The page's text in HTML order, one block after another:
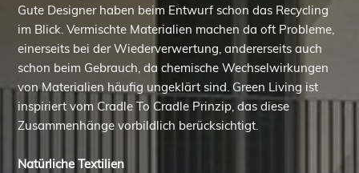
Gute Designer haben beim Entwurf schon das Recycling
im Blick. Vermischte Materialien machen da oft Probleme,
einerseits bei der Wiederverwertung, andererseits auch
schon beim Gebrauch, da chemische Wechselwirkungen
von Materialien häufig ungeklärt sind. Green Living ist
inspiriert vom Cradle To Cradle Prinzip, das diese
Zusammenhänge vorbildlich berücksichtigt.
Natürliche Textilien